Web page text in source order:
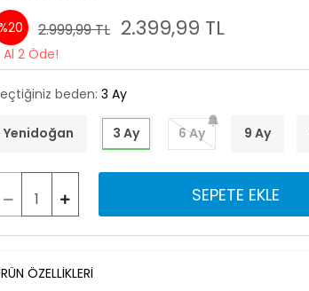
2.999,99 TL 2.399,99 TL
Al 2 Öde!
beden: 3 Ay
Yenidoğan 3 Ay 6 Ay 9 Ay
SEPETE EKLE
ÖZELLİKLERİ